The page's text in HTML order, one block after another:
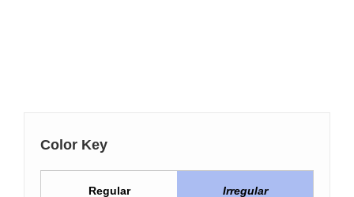
Color Key
Regular Irregular